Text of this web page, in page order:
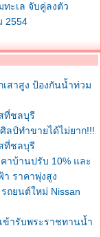
ะเล จับคู่ลงตัว
2554
สาสูง ป้องกันน้ำท่วม
ที่ชลบุรี
ลป์ทำขายได้ไม่ยาก!!!
ที่ชลบุรี
าบ้านปรับ 10% และ
ราคาพุ่งสูง
ถยนต์ใหม่ Nissan
ข้ารับพระราชทานน้ำ